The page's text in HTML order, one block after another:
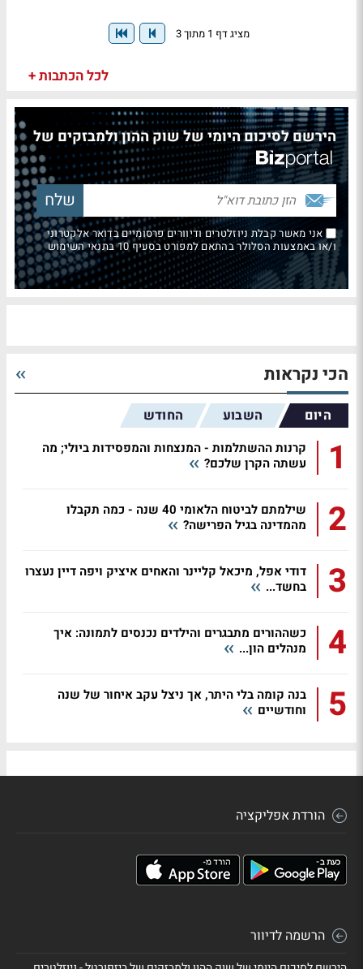
מציג דף 1 מתוך 3
לכל הכתבות +
הירשם לסיכום היומי של שוק ההון ולמבזקים של
אני מאשר קבלת ניוזלטרים ודיוורים פרסומיים בדואר אלקטרוני
ו/או באמצעות הסלולר בהתאם למפורט בסעיף 10 בתנאי השימוש
הכי נקראות
היום השבוע החודש
1
קרנות ההשתלמות - המנצחות והמפסידות ביולי; מה
עשתה הקרן שלכם?
2
שילמתם לביטוח הלאומי 40 שנה - כמה תקבלו
מהמדינה בגיל הפרישה?
3
דודי אפל, מיכאל קליינר והאחים איציק ויפה דיין נעצרו
בחשד...
4
כשההורים מתבגרים והילדים נכנסים לתמונה: איך
מנהלים הון...
5
בנה קומה בלי היתר, אך ניצל עקב איחור של שנה
וחודשיים
הורדת אפליקציה
הרשמה לדיוור